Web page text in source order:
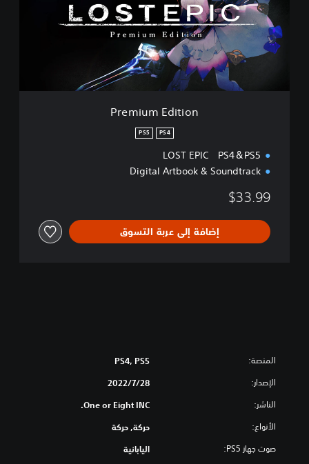
i
Premium Edition
PS4
PS5
LOST EPIC PS4＆PS5
Digital Artbook & Soundtrack
$33.99
إضافة إلى عربة التسوق
المنصة: PS4, PS5
الإصدار: 28‏/7‏/2022
الناشر: One or Eight INC.
الأنواع: حركة, حركة
صوت جهاز PS5: اليابانية